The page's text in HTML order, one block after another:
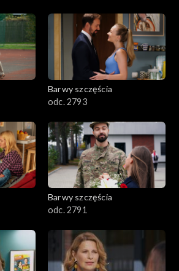
Barwy szczęścia
odc. 2793
Barwy szczęścia
odc. 2791